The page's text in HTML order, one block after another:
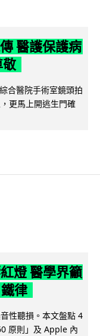
醫護保護病
敬
合醫院手術室鏡頭拍
更馬上開逃生門確
燈 醫學界籲
律
性聽損。本文盤點 4
原則」及 Apple 內